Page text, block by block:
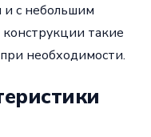
и с небольшим
такие
необходимости.